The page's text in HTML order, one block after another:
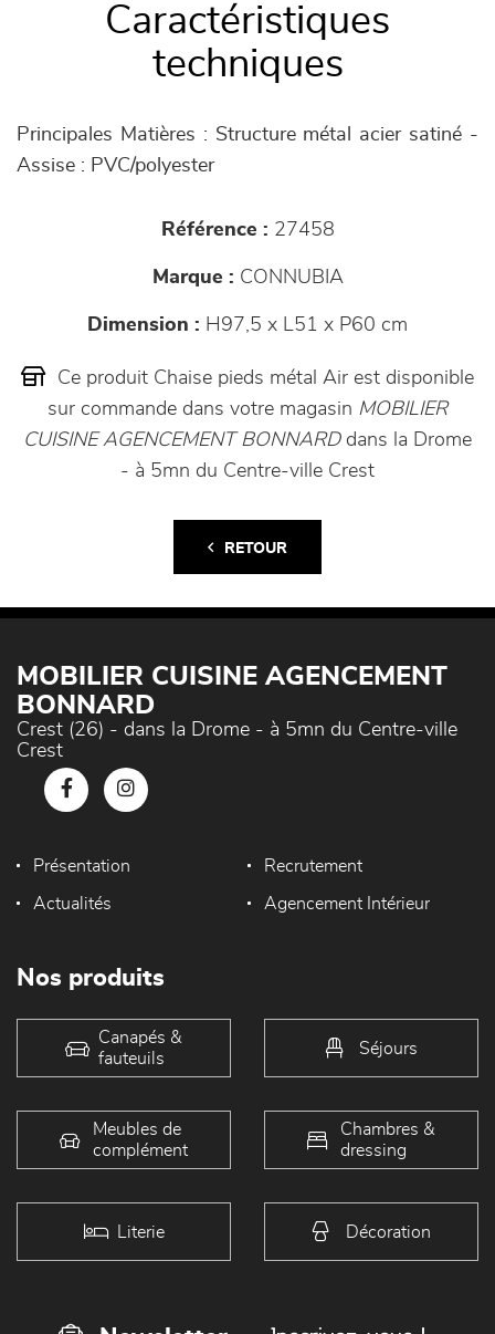
Caractéristiques
techniques
Principales Matières : Structure métal acier satiné -
Assise : PVC/polyester
Référence : 27458
Marque : CONNUBIA
Dimension : H97,5 x L51 x P60 cm
Ce produit Chaise pieds métal Air est disponible
sur commande dans votre magasin MOBILIER
CUISINE AGENCEMENT BONNARDdans la Drome
- à 5mn du Centre-ville Crest
RETOUR
MOBILIER CUISINE AGENCEMENT
BONNARD
Crest (26) - dans la Drome - à 5mn du Centre-ville
Crest
Présentation Recrutement
Actualités Agencement Intérieur
Nos produits
Canapés &
fauteuils
Séjours
Meubles de
complément
Chambres &
dressing
Literie Décoration